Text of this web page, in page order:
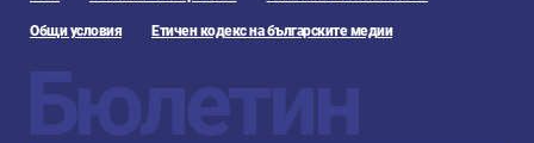
Общи условия Етичен кодекс на българските медии
Бюлетин